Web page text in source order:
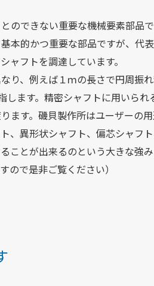
のできない重要な機械要素部品
本的かつ重要な部品ですが、代
ャフトを調達しています。
り、例えば１ｍの長さで円周振
ます。精密シャフトに用いられ
ます。磯貝製作所はユーザーの
、異形状シャフト、偏芯シャフ
ことが出来るのという大きな強
ので是非ご覧ください）